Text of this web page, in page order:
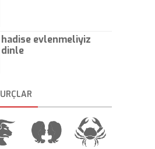
hadise evlenmeliyiz
dinle